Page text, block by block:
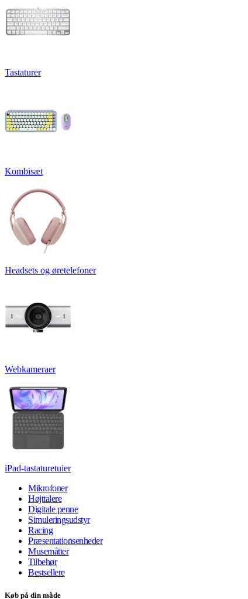
Tastaturer
Kombisæt
Headsets og øretelefoner
Webkameraer
iPad-tastaturetuier
Mikrofoner
Højttalere
Digitale penne
Simuleringsudstyr
Racing
Præsentationsenheder
Musemåtter
Tilbehør
Bestsellere
Køb på din måde